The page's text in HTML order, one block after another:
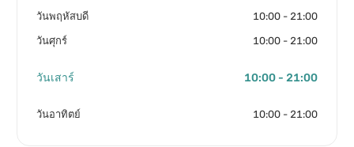
วันพฤหัสบดี 10:00 - 21:00
วันศุกร์ 10:00 - 21:00
วันเสาร์ 10:00 - 21:00
วันอาทิตย์ 10:00 - 21:00